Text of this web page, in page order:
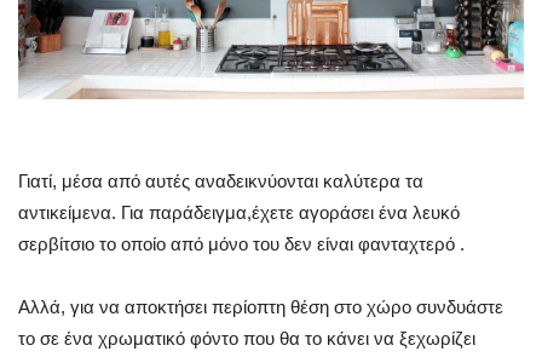
Γιατί, μέσα από αυτές αναδεικνύονται καλύτερα τα
αντικείμενα. Για παράδειγμα,έχετε αγοράσει ένα λευκό
σερβίτσιο το οποίο από μόνο του δεν είναι φανταχτερό .
Αλλά, για να αποκτήσει περίοπτη θέση στο χώρο συνδυάστε
το σε ένα χρωματικό φόντο που θα το κάνει να ξεχωρίζει